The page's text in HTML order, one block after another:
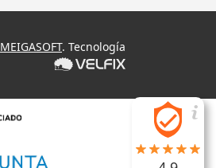
MEIGASOFT. Tecnología